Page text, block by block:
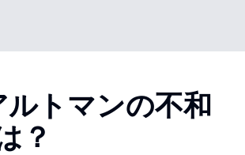
トマンの不和
？